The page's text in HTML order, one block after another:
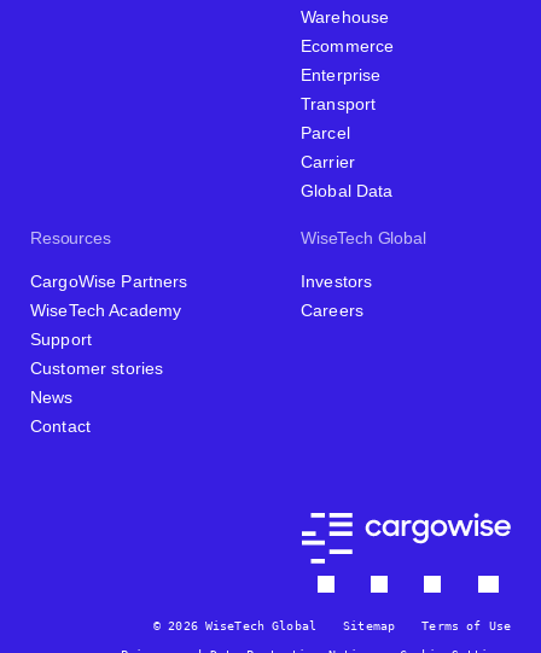
Warehouse
Ecommerce
Enterprise
Transport
Parcel
Carrier
Global Data
Resources
CargoWise Partners
WiseTech Academy
Support
Customer stories
News
Contact
WiseTech Global
Investors
Careers
© 2026 WiseTech Global Sitemap Terms of Use